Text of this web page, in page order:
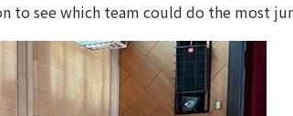
to see which team could do the most